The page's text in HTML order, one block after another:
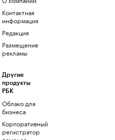
Контактная
информация
Редакция
Размещение
рекламы
Другие
продукты
РБК
Облако для
бизнеса
Корпоративный
регистратор